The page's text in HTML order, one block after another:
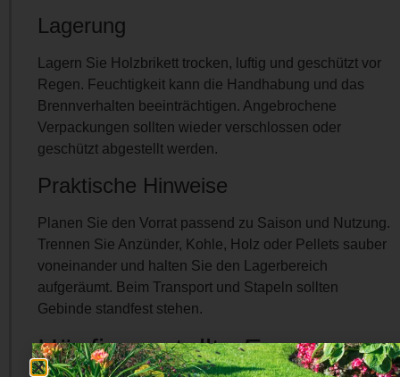
Lagerung
Lagern Sie Holzbrikett trocken, luftig und geschützt vor
Regen. Feuchtigkeit kann die Handhabung und das
Brennverhalten beeinträchtigen. Angebrochene
Verpackungen sollten wieder verschlossen oder
geschützt abgestellt werden.
Praktische Hinweise
Planen Sie den Vorrat passend zu Saison und Nutzung.
Trennen Sie Anzünder, Kohle, Holz oder Pellets sauber
voneinander und halten Sie den Lagerbereich
aufgeräumt. Beim Transport und Stapeln sollten
Gebinde standfest stehen.
Häufig gestellte Fragen